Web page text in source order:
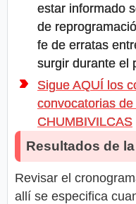
estar informado
de
fe de erratas
surgir durante el
Sigue AQUÍ los
convocatorias
CHUMBIVILCAS
Resultados de
Revisar el
allí se especifica